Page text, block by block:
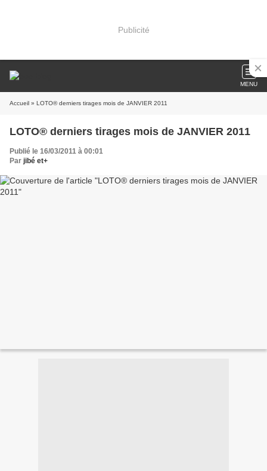
Publicité
MENU
Accueil » LOTO® derniers tirages mois de JANVIER 2011
LOTO® derniers tirages mois de JANVIER 2011
Publié le 16/03/2011 à 00:01
Par jibé et+